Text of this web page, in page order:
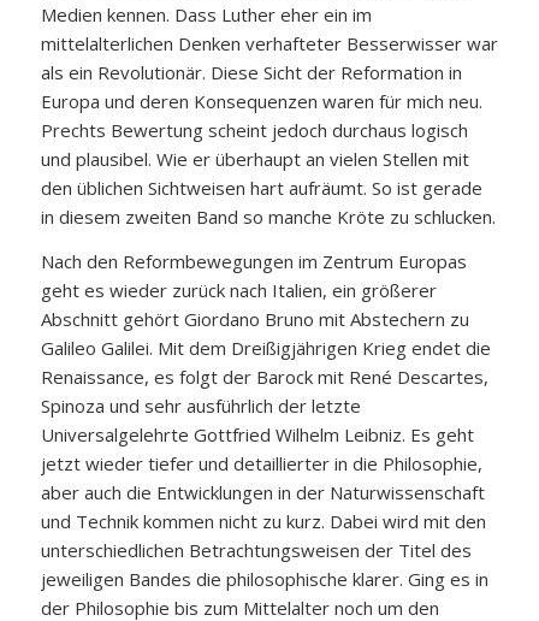
Medien kennen. Dass Luther eher ein im
mittelalterlichen Denken verhafteter Besserwisser war
als ein Revolutionär. Diese Sicht der Reformation in
Europa und deren Konsequenzen waren für mich neu.
Prechts Bewertung scheint jedoch durchaus logisch
und plausibel. Wie er überhaupt an vielen Stellen mit
den üblichen Sichtweisen hart aufräumt. So ist gerade
in diesem zweiten Band so manche Kröte zu schlucken.
Nach den Reformbewegungen im Zentrum Europas
geht es wieder zurück nach Italien, ein größerer
Abschnitt gehört Giordano Bruno mit Abstechern zu
Galileo Galilei. Mit dem Dreißigjährigen Krieg endet die
Renaissance, es folgt der Barock mit René Descartes,
Spinoza und sehr ausführlich der letzte
Universalgelehrte Gottfried Wilhelm Leibniz. Es geht
jetzt wieder tiefer und detaillierter in die Philosophie,
aber auch die Entwicklungen in der Naturwissenschaft
und Technik kommen nicht zu kurz. Dabei wird mit den
unterschiedlichen Betrachtungsweisen der Titel des
jeweiligen Bandes die philosophische klarer. Ging es in
der Philosophie bis zum Mittelalter noch um den